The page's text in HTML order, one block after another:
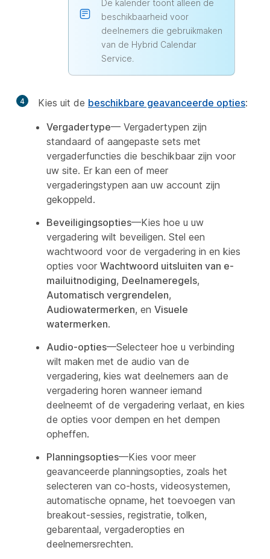
De kalender toont alleen de
beschikbaarheid voor
deelnemers die gebruikmaken
van de Hybrid Calendar
Service.
4 Kies uit de beschikbare geavanceerde opties:
Vergadertype— Vergadertypen zijn
standaard of aangepaste sets met
vergaderfuncties die beschikbaar zijn voor
uw site. Er kan een of meer
vergaderingstypen aan uw account zijn
gekoppeld.
Beveiligingsopties—Kies hoe u uw
vergadering wilt beveiligen. Stel een
wachtwoord voor de vergadering in en kies
opties voor Wachtwoord uitsluiten van e-
mailuitnodiging, Deelnameregels,
Automatisch vergrendelen,
Audiowatermerken, en Visuele
watermerken.
Audio-opties—Selecteer hoe u verbinding
wilt maken met de audio van de
vergadering, kies wat deelnemers aan de
vergadering horen wanneer iemand
deelneemt of de vergadering verlaat, en kies
de opties voor dempen en het dempen
opheffen.
Planningsopties—Kies voor meer
geavanceerde planningsopties, zoals het
selecteren van co-hosts, videosystemen,
automatische opname, het toevoegen van
breakout-sessies, registratie, tolken,
gebarentaal, vergaderopties en
deelnemersrechten.